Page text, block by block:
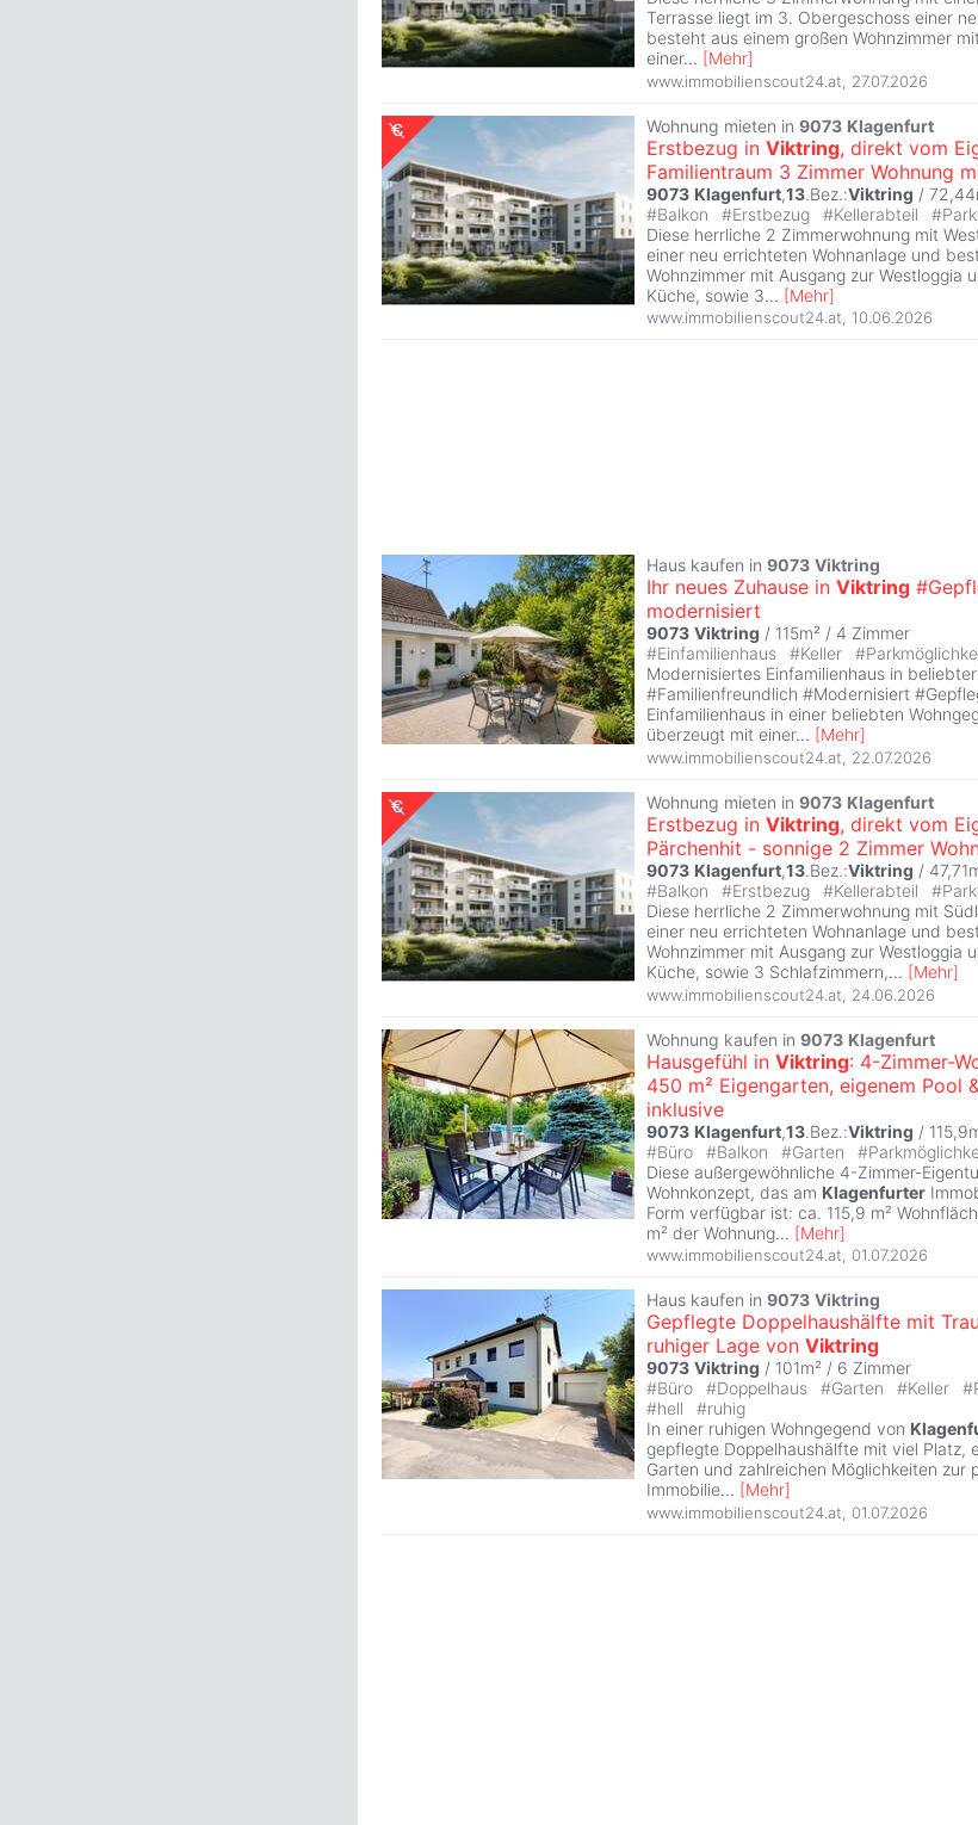
Terrasse liegt im 3. Obergeschoss einer
besteht aus einem großen Wohnzimmer
einer... [Mehr]
www.immobilienscout24.at 27.07.2026
Wohnung mieten in 9073 Klagenfurt
Erstbezug in Viktring, direkt vom
Familientraum 3 Zimmer Wohnung
9073 Klagenfurt,13.Bez.:Viktring /
#Balkon #Erstbezug #Kellerabteil #
Diese herrliche 2 Zimmerwohnung mit
einer neu errichteten Wohnanlage und
Wohnzimmer mit Ausgang zur Westloggia
Küche, sowie 3... [Mehr]
www.immobilienscout24.at, 10.06.2026
Haus kaufen in 9073 Viktring
Ihr neues Zuhause in Viktring
modernisiert
9073 Viktring / 115m² / 4 Zimmer
#Einfamilienhaus #Keller #
Modernisiertes Einfamilienhaus in
#Familienfreundlich #Modernisiert
Einfamilienhaus in einer beliebten
überzeugt mit einer... [Mehr]
www.immobilienscout24.at 22.07.2026
Wohnung mieten in 9073 Klagenfurt
Erstbezug in Viktring, direkt vom
Pärchenhit - sonnige 2 Zimmer
9073 Klagenfurt,13.Bez.:Viktring /
#Balkon #Erstbezug #Kellerabteil #
Diese herrliche 2 Zimmerwohnung mit
einer neu errichteten Wohnanlage und
Wohnzimmer mit Ausgang zur Westloggia
Küche, sowie 3 Schlafzimmern,... [Mehr]
www.immobilienscout24.at 24.06.2026
Wohnung kaufen in 9073 Klagenfurt
Hausgefühl in Viktring: 4-Zimmer-
450 m² Eigengarten, eigenem Pool
inklusive
9073 Klagenfurt,13.Bez.:Viktring /
#Büro #Balkon #Garten #
Diese außergewöhnliche 4-Zimmer-
Wohnkonzept, das am Klagenfurter
Form verfügbar ist: ca. 115,9 m²
m² der Wohnung... [Mehr]
www.immobilienscout24.at 01.07.2026
Haus kaufen in 9073 Viktring
Gepflegte Doppelhaushälfte mit
ruhiger Lage von Viktring
9073 Viktring / 101m² / 6 Zimmer
#Büro #Doppelhaus #Garten #Keller #
#hell #ruhig
In einer ruhigen Wohngegend von
gepflegte Doppelhaushälfte mit viel Platz,
Garten und zahlreichen Möglichkeiten zur
Immobilie... [Mehr]
www.immobilienscout24.at 01.07.2026